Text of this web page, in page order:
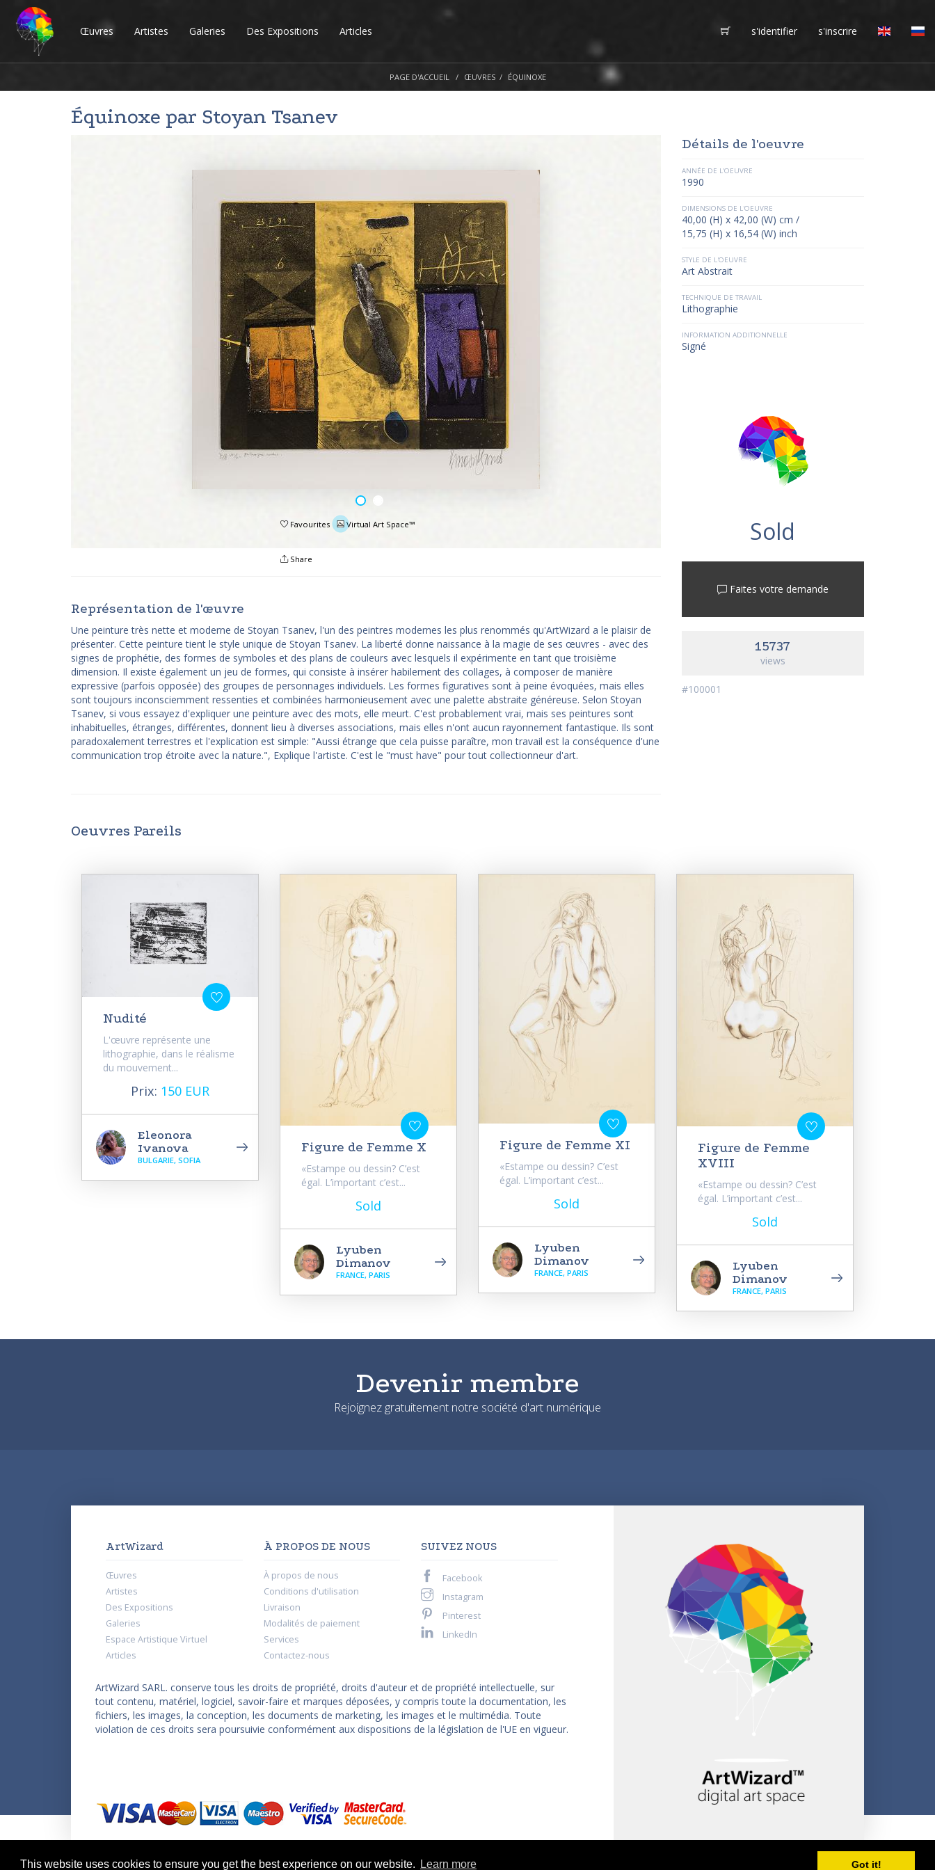
This website uses cookies to ensure you get the best experience on our website. Learn more Got it!
Œuvres Artistes Galeries Des Expositions Articles s'identifier s'inscrire
PAGE D'ACCUEIL ŒUVRES ÉQUINOXE
Équinoxe par Stoyan Tsanev
Favourites Virtual Art Space™
Share
Représentation de l'œuvre
Une peinture très nette et moderne de Stoyan Tsanev, l'un des peintres modernes les plus renommés qu'ArtWizard a le plaisir de
présenter. Cette peinture tient le style unique de Stoyan Tsanev. La liberté donne naissance à la magie de ses œuvres - avec des
signes de prophétie, des formes de symboles et des plans de couleurs avec lesquels il expérimente en tant que troisième
dimension. Il existe également un jeu de formes, qui consiste à insérer habilement des collages, à composer de manière
expressive (parfois opposée) des groupes de personnages individuels. Les formes figuratives sont à peine évoquées, mais elles
sont toujours inconsciemment ressenties et combinées harmonieusement avec une palette abstraite généreuse. Selon Stoyan
Tsanev, si vous essayez d'expliquer une peinture avec des mots, elle meurt. C'est probablement vrai, mais ses peintures sont
inhabituelles, étranges, différentes, donnent lieu à diverses associations, mais elles n'ont aucun rayonnement fantastique. Ils sont
paradoxalement terrestres et l'explication est simple: "Aussi étrange que cela puisse paraître, mon travail est la conséquence d'une
communication trop étroite avec la nature.", Explique l'artiste. C'est le "must have" pour tout collectionneur d'art.
Détails de l'oeuvre
ANNÉE DE L'OEUVRE
1990
DIMENSIONS DE L'OEUVRE
40,00 (H) x 42,00 (W) cm /
15,75 (H) x 16,54 (W) inch
STYLE DE L'OEUVRE
Art Abstrait
TECHNIQUE DE TRAVAIL
Lithographie
INFORMATION ADDITIONNELLE
Signé
Sold
Faites votre demande
15737
views
#100001
Oeuvres Pareils
Nudité
L'œuvre représente une
lithographie, dans le réalisme
du mouvement...
Prix: 150 EUR
Eleonora
Ivanova
BULGARIE, SOFIA
Figure de Femme X
«Estampe ou dessin? C’est
égal. L’important c’est...
Sold
Lyuben
Dimanov
FRANCE, PARIS
Figure de Femme XI
«Estampe ou dessin? C’est
égal. L’important c’est...
Sold
Lyuben
Dimanov
FRANCE, PARIS
Figure de Femme
XVIII
«Estampe ou dessin? C’est
égal. L’important c’est...
Sold
Lyuben
Dimanov
FRANCE, PARIS
Devenir membre
Rejoignez gratuitement notre société d'art numérique
ArtWizard
Œuvres
Artistes
Des Expositions
Galeries
Espace Artistique Virtuel
Articles
À PROPOS DE NOUS
À propos de nous
Conditions d'utilisation
Livraison
Modalités de paiement
Services
Contactez-nous
SUIVEZ NOUS
Facebook
Instagram
Pinterest
LinkedIn
ArtWizard SARL. conserve tous les droits de propriété, droits d'auteur et de propriété intellectuelle, sur
tout contenu, matériel, logiciel, savoir-faire et marques déposées, y compris toute la documentation, les
fichiers, les images, la conception, les documents de marketing, les images et le multimédia. Toute
violation de ces droits sera poursuivie conformément aux dispositions de la législation de l'UE en vigueur.
Copyright © 2026 ArtWizard Ltd. All Rights Reserved Created by CloudBM